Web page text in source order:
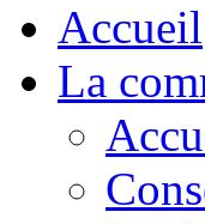
Accueil
La